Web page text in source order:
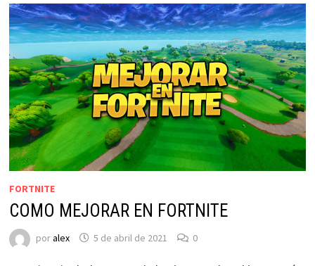
FORTNITE
COMO MEJORAR EN FORTNITE
poralex 5 de abril de 2021 0